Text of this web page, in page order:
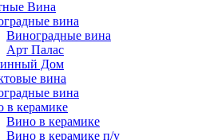
Вина
вина
Виноградные вина
Арт Палас
Дом
вина
вина
в керамике
Вино в керамике
Вино в керамике п/у